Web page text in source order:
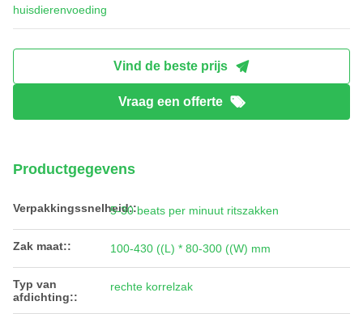
huisdierenvoeding
Vind de beste prijs
Vraag een offerte
Productgegevens
Verpakkingssnelheid::5-30 beats per minuut ritszakken
Zak maat:: 100-430 ((L) * 80-300 ((W) mm
Typ van
afdichting::
rechte korrelzak